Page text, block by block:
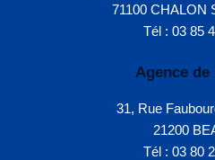
71100 CHALON
Tél : 03 85
Agence de
31, Rue
21200
Tél : 03 80